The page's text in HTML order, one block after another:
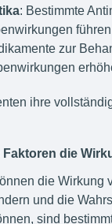
: Bestimmte
zur
ihre
die
die
und die
sind